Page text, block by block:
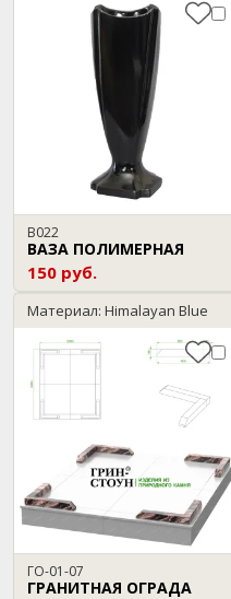
В022
ВАЗА ПОЛИМЕРНАЯ
150 руб.
Материал: Himalayan Blue
ГО-01-07
ГРАНИТНАЯ ОГРАДА